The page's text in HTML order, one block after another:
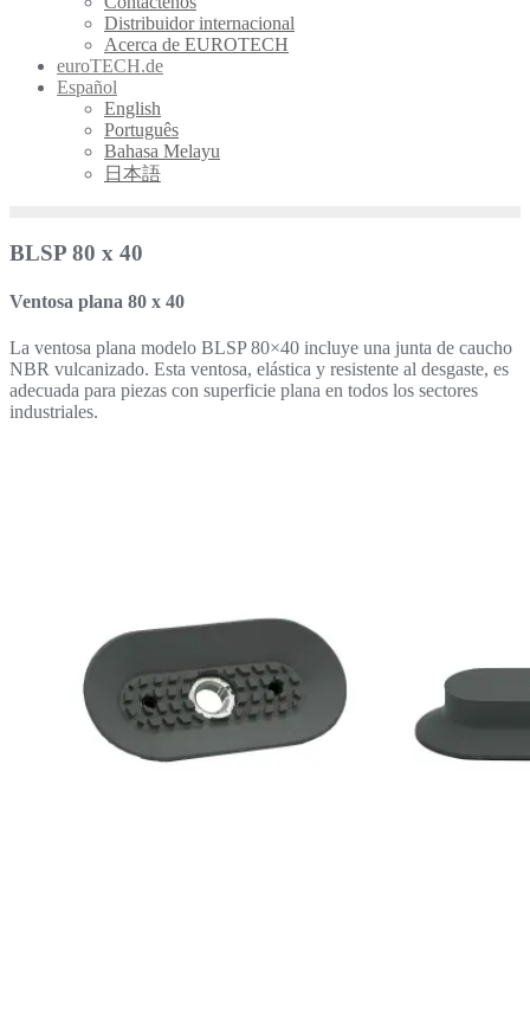
Distribuidor internacional
Acerca de EUROTECH
euroTECH.de
Español
English
Português
Bahasa Melayu
日本語
BLSP 80 x 40
Ventosa plana 80 x 40
La ventosa plana modelo BLSP 80×40 incluye una junta de caucho
NBR vulcanizado. Esta ventosa, elástica y resistente al desgaste, es
adecuada para piezas con superficie plana en todos los sectores
industriales.